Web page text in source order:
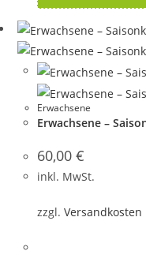
Erwachsene
Erwachsene –
60,00€
inkl. MwSt.
zzgl.Versandkosten